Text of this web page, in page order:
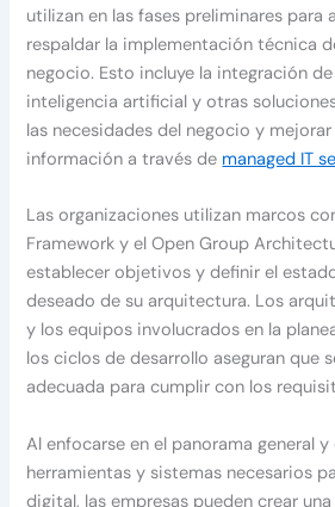
utilizan en las fases preliminares para
respaldar la implementación técnica
negocio. Esto incluye la integración
inteligencia artificial y otras
las necesidades del negocio y
información a través de managed IT
Las organizaciones utilizan marcos
Framework y el Open Group
establecer objetivos y definir el
deseado de su arquitectura. Los
y los equipos involucrados en la
los ciclos de desarrollo aseguran que
adecuada para cumplir con los
Al enfocarse en el panorama general
herramientas y sistemas necesarios
digital, las empresas pueden crear